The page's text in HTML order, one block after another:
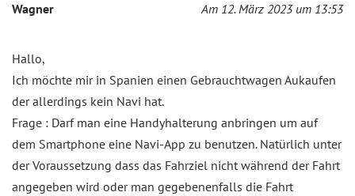
Wagner Am 12. März 2023 um 13:53
Hallo,
Ich möchte mir in Spanien einen Gebrauchtwagen Aukaufen
der allerdings kein Navi hat.
Frage : Darf man eine Handyhalterung anbringen um auf
dem Smartphone eine Navi-App zu benutzen. Natürlich unter
der Voraussetzung dass das Fahrziel nicht während der Fahrt
angegeben wird oder man gegebenenfalls die Fahrt